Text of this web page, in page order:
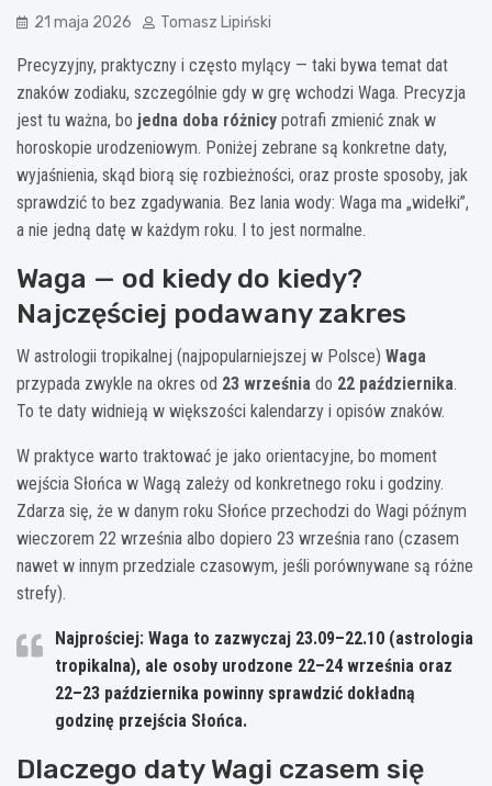
21 maja 2026 Tomasz Lipiński
Precyzyjny, praktyczny i często mylący — taki bywa temat dat
znaków zodiaku, szczególnie gdy w grę wchodzi Waga. Precyzja
jest tu ważna, bo jedna doba różnicy potrafi zmienić znak w
horoskopie urodzeniowym. Poniżej zebrane są konkretne daty,
wyjaśnienia, skąd biorą się rozbieżności, oraz proste sposoby, jak
sprawdzić to bez zgadywania. Bez lania wody: Waga ma „widełki”,
a nie jedną datę w każdym roku. I to jest normalne.
Waga — od kiedy do kiedy?
Najczęściej podawany zakres
W astrologii tropikalnej (najpopularniejszej w Polsce) Waga
przypada zwykle na okres od 23 września do 22 października.
To te daty widnieją w większości kalendarzy i opisów znaków.
W praktyce warto traktować je jako orientacyjne, bo moment
wejścia Słońca w Wagą zależy od konkretnego roku i godziny.
Zdarza się, że w danym roku Słońce przechodzi do Wagi późnym
wieczorem 22 września albo dopiero 23 września rano (czasem
nawet w innym przedziale czasowym, jeśli porównywane są różne
strefy).
Najprościej: Waga to zazwyczaj 23.09–22.10 (astrologia
tropikalna), ale osoby urodzone 22–24 września oraz
22–23 października powinny sprawdzić dokładną
godzinę przejścia Słońca.
Dlaczego daty Wagi czasem się